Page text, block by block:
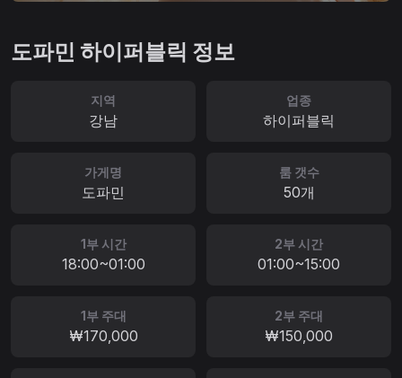
도파민 하이퍼블릭 정보
지역
강남
업종
하이퍼블릭
가게명
도파민
룸 갯수
50개
1부 시간
18:00~01:00
2부 시간
01:00~15:00
1부 주대
₩170,000
2부 주대
₩150,000